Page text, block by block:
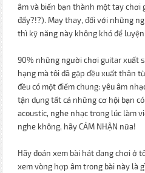
âm và biến bạn thành một tay chơi
đấy?!?). May thay, đối với những
thì kỹ năng này không khó để
90% những người chơi guitar xuất
hạng mà tôi đã gặp đều xuất thân
đều có một điểm chung: yêu âm
tận dụng tất cả những cơ hội bạn
acoustic, nghe nhạc trong lúc làm
nghe không, hãy CẢM NHẬN nữa!
Hãy đoán xem bài hát đang chơi ở
xem vòng hợp âm trong bài này là